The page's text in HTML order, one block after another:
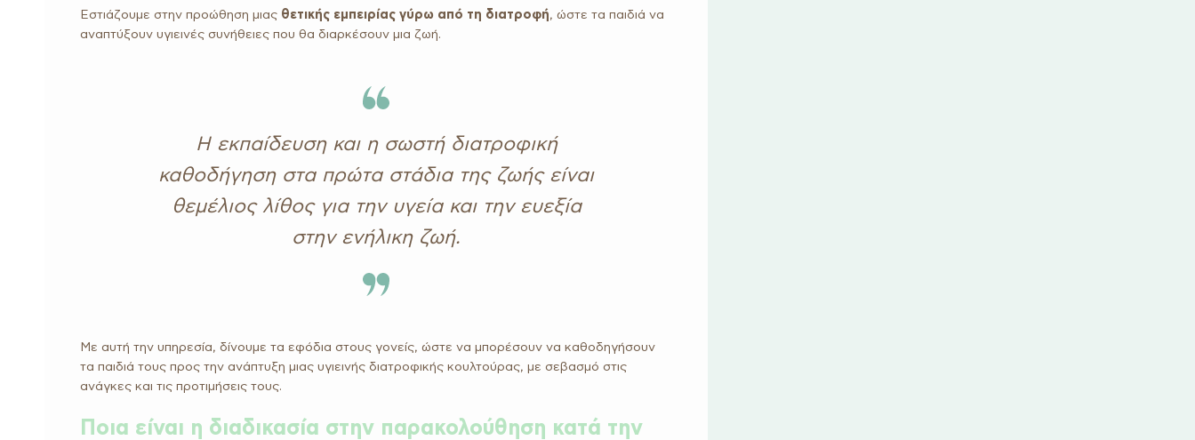
Εστιάζουμε στην προώθηση μιας θετικής εμπειρίας γύρω από τη διατροφή, ώστε τα παιδιά να
αναπτύξουν υγιεινές συνήθειες που θα διαρκέσουν μια ζωή.
Η εκπαίδευση και η σωστή διατροφική
καθοδήγηση στα πρώτα στάδια της ζωής είναι
θεμέλιος λίθος για την υγεία και την ευεξία
στην ενήλικη ζωή.
Με αυτή την υπηρεσία, δίνουμε τα εφόδια στους γονείς, ώστε να μπορέσουν να καθοδηγήσουν
τα παιδιά τους προς την ανάπτυξη μιας υγιεινής διατροφικής κουλτούρας, με σεβασμό στις
ανάγκες και τις προτιμήσεις τους.
Ποια είναι η διαδικασία στην παρακολούθηση κατά την